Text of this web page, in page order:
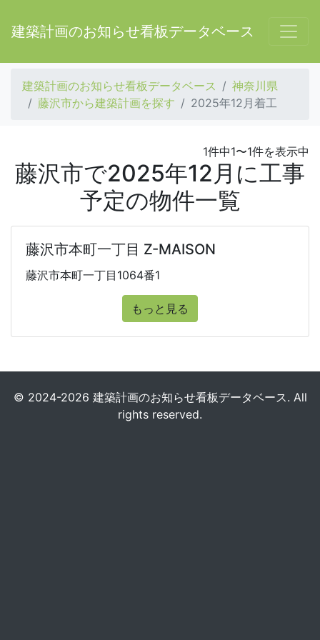
建築計画のお知らせ看板データベース
建築計画のお知らせ看板データベース
神奈川県
藤沢市から建築計画を探す
2025年12月着工
1件中1〜1件を表示中
藤沢市で2025年12月に工事
予定の物件一覧
藤沢市本町一丁目 Z-MAISON
藤沢市本町一丁目1064番1
もっと見る
© 2024-2026 建築計画のお知らせ看板データベース. All
rights reserved.